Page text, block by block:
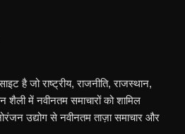
है जो राष्ट्रीय, राजनीति, राजस्थान,
में नवीनतम समाचारों को शामिल
उद्योग से नवीनतम ताज़ा समाचार और